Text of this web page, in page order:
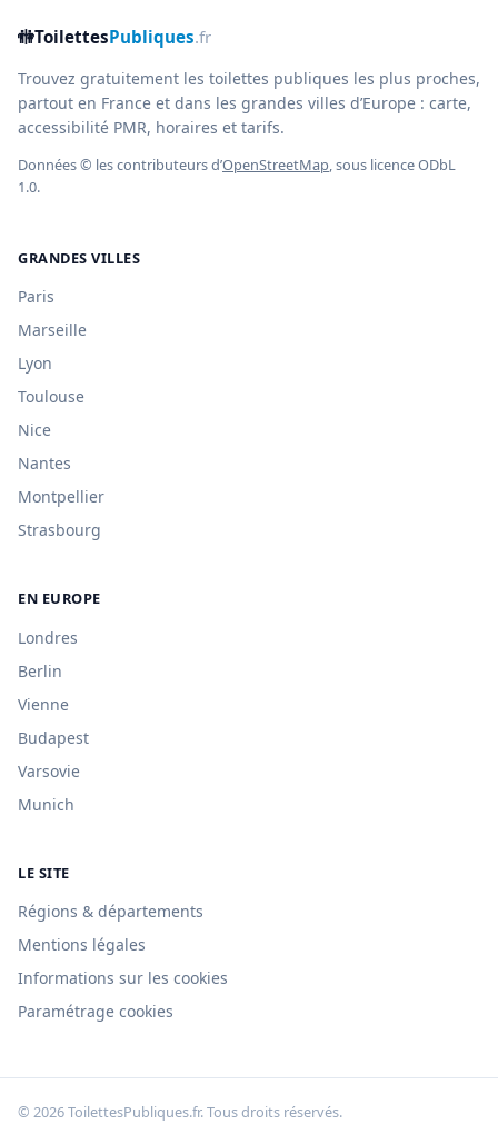
🚻ToilettesPubliques.fr
Trouvez gratuitement les toilettes publiques les plus proches,
partout en France et dans les grandes villes d’Europe : carte,
accessibilité PMR, horaires et tarifs.
Données © les contributeurs d’OpenStreetMap, sous licence ODbL
1.0.
GRANDES VILLES
Paris
Marseille
Lyon
Toulouse
Nice
Nantes
Montpellier
Strasbourg
EN EUROPE
Londres
Berlin
Vienne
Budapest
Varsovie
Munich
LE SITE
Régions & départements
Mentions légales
Informations sur les cookies
Paramétrage cookies
© 2026 ToilettesPubliques.fr. Tous droits réservés.